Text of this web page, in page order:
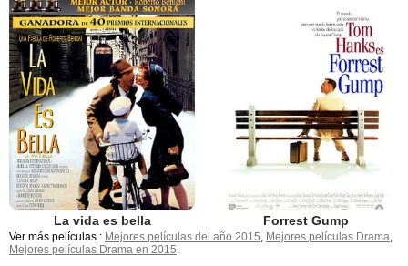
La vida es bella Forrest Gump
Ver más películas : Mejores películas del año 2015, Mejores películas Drama,
Mejores películas Drama en 2015.